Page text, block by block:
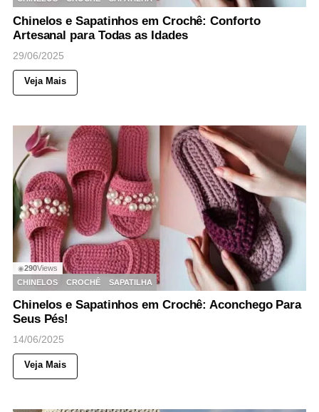
Chinelos e Sapatinhos em Crochê: Conforto
Artesanal para Todas as Idades
29/06/2025
Veja Mais
◉290Views
CHINELOS
CROCHÊ SAPATILHA
Chinelos e Sapatinhos em Crochê: Aconchego Para
Seus Pés!
14/06/2025
Veja Mais